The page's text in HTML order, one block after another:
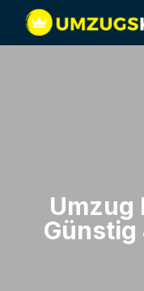
Umzug
Günstig